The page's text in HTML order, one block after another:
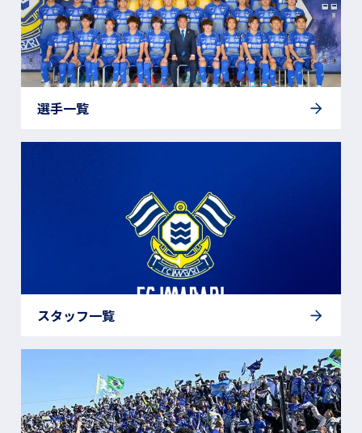
選手一覧
スタッフ一覧